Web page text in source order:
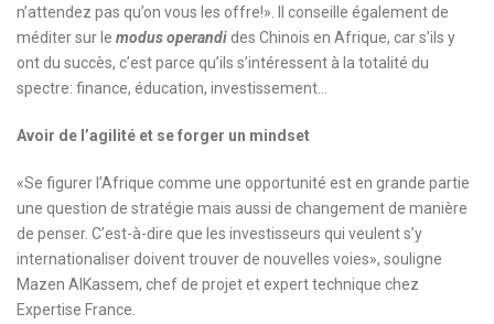
n’attendez pas qu’on vous les offre!». Il conseille également de
méditer sur le modus operandi des Chinois en Afrique, car s’ils y
ont du succès, c’est parce qu’ils s’intéressent à la totalité du
spectre: finance, éducation, investissement…
Avoir de l’agilité et se forger un mindset
«Se figurer l’Afrique comme une opportunité est en grande partie
une question de stratégie mais aussi de changement de manière
de penser. C’est-à-dire que les investisseurs qui veulent s’y
internationaliser doivent trouver de nouvelles voies», souligne
Mazen AlKassem, chef de projet et expert technique chez
Expertise France.